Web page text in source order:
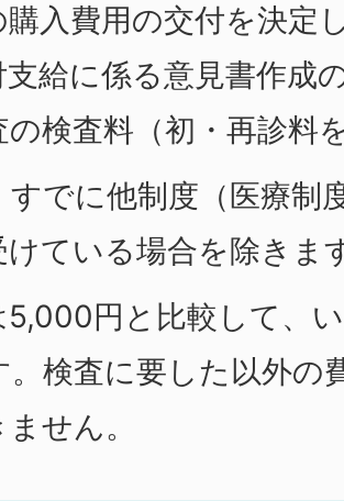
入費用の交付を決定
給に係る意見書作成
の検査料（初・再診料
すでに他制度（医療制
けている場合を除きま
5,000円と比較して、
。検査に要した以外の
せん。